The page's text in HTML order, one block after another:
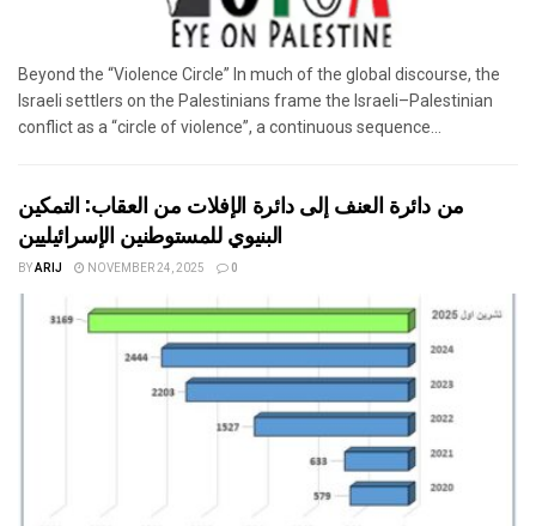
Beyond the “Violence Circle” In much of the global discourse, the
Israeli settlers on the Palestinians frame the Israeli–Palestinian
conflict as a “circle of violence”, a continuous sequence...
من دائرة العنف إلى دائرة الإفلات من العقاب: التمكين
البنيوي للمستوطنين الإسرائيليين
BYARIJ NOVEMBER 24, 2025 0